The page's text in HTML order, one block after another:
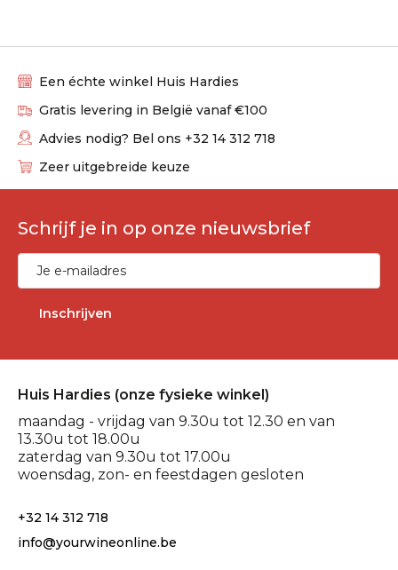
Een échte winkel Huis Hardies
Gratis levering in België vanaf €100
Advies nodig? Bel ons +32 14 312 718
Zeer uitgebreide keuze
Schrijf je in op onze nieuwsbrief
Inschrijven
Huis Hardies (onze fysieke winkel)
maandag - vrijdag van 9.30u tot 12.30 en van
13.30u tot 18.00u
zaterdag van 9.30u tot 17.00u
woensdag, zon- en feestdagen gesloten
+32 14 312 718
info@yourwineonline.be